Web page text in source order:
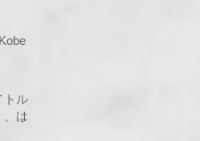
ル
、は